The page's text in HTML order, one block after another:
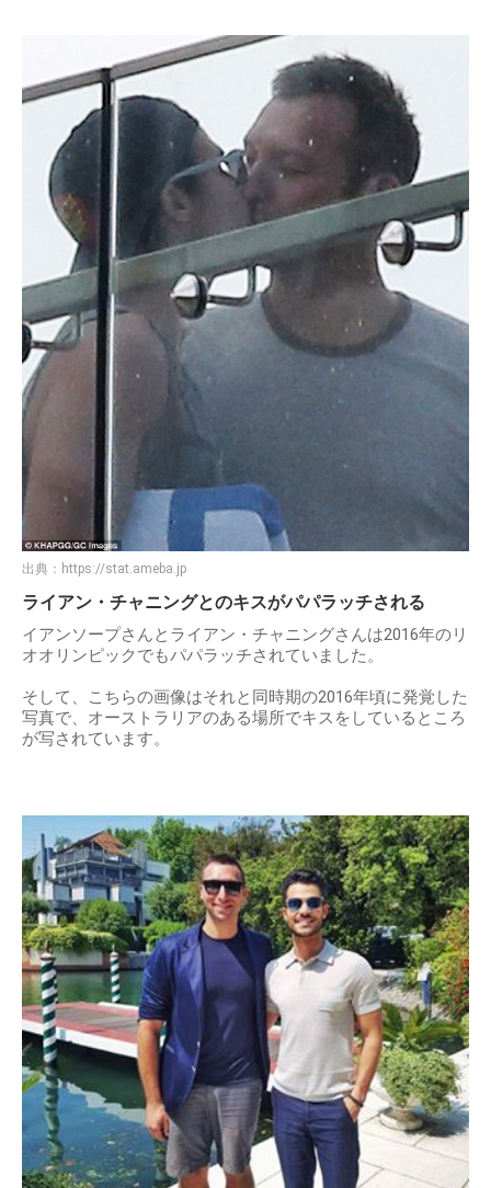
出典： https://stat.ameba.jp
ライアン・チャニングとのキスがパパラッチされる
イアンソープさんとライアン・チャニングさんは2016年のリ
オオリンピックでもパパラッチされていました。
そして、こちらの画像はそれと同時期の2016年頃に発覚した
写真で、オーストラリアのある場所でキスをしているところ
が写されています。